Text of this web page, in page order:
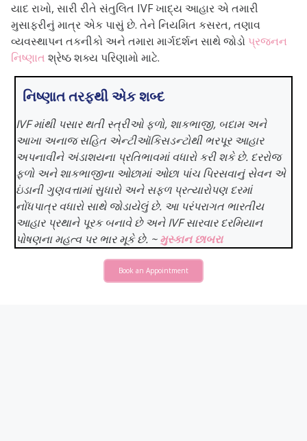
યાદ રાખો, સારી રીતે સંતુલિત IVF ખાદ્ય આહાર એ તમારી
મુસાફરીનું માત્ર એક પાસું છે. તેને નિયમિત કસરત, તણાવ
વ્યવસ્થાપન તકનીકો અને તમારા માર્ગદર્શન સાથે જોડો પ્રજનન
નિષ્ણાત શ્રેષ્ઠ શક્ય પરિણામો માટે.
નિષ્ણાત તરફથી એક શબ્દ
IVF માંથી પસાર થતી સ્ત્રીઓ ફળો, શાકભાજી, બદામ અને
આખા અનાજ સહિત એન્ટીઑકિસડન્ટોથી ભરપૂર આહાર
અપનાવીને અંડાશયના પ્રતિભાવમાં વધારો કરી શકે છે. દરરોજ
ફળો અને શાકભાજીના ઓછામાં ઓછા પાંચ પિરસવાનું સેવન એ
ઇંડાની ગુણવત્તામાં સુધારો અને સફળ પ્રત્યારોપણ દરમાં
નોંધપાત્ર વધારો સાથે જોડાયેલું છે. આ પરંપરાગત ભારતીય
આહાર પ્રથાને પૂરક બનાવે છે અને IVF સારવાર દરમિયાન
પોષણના મહત્વ પર ભાર મૂકે છે. ~મુસ્કાન છાબરા
Book an Appointment